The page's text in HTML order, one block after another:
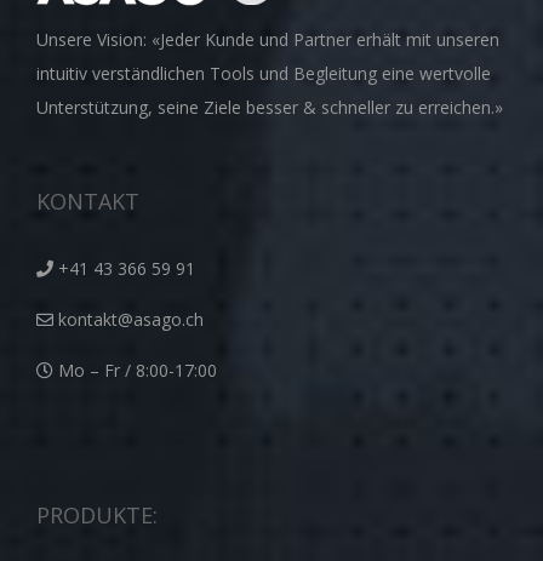
Unsere Vision: «Jeder Kunde und Partner erhält mit unseren
intuitiv verständlichen Tools und Begleitung eine wertvolle
Unterstützung, seine Ziele besser & schneller zu erreichen.»
KONTAKT
+41 43 366 59 91
kontakt@asago.ch
Mo – Fr / 8:00-17:00
PRODUKTE: